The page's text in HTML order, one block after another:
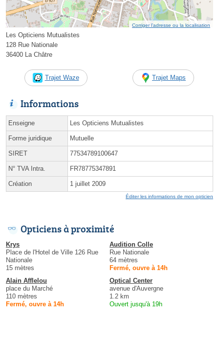
Corriger l’adresse ou la localisation
Les Opticiens Mutualistes
128 Rue Nationale
36400 La Châtre
Trajet Waze Trajet Maps
Informations
Enseigne Les Opticiens Mutualistes
Forme juridique Mutuelle
SIRET 77534789100647
N° TVA Intra. FR78775347891
Création 1 juillet 2009
Éditer les informations de mon opticien
Opticiens à proximité
Krys
Place de l'Hotel de Ville 126 Rue
Nationale
15 mètres
Audition Colle
Rue Nationale
64 mètres
Fermé, ouvre à 14h
Alain Afflelou
place du Marché
110 mètres
Fermé, ouvre à 14h
Optical Center
avenue d'Auvergne
1.2 km
Ouvert jusqu'à 19h